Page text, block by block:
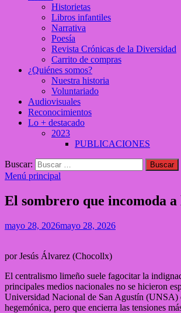
Historietas
Libros infantiles
Narrativa
Poesía
Revista Crónicas de la Diversidad
Carrito de compras
¿Quiénes somos?
Nuestra historia
Voluntariado
Audiovisuales
Reconocimientos
Lo + destacado
2023
PUBLICACIONES
Buscar:
Menú principal
El sombrero que incomoda
mayo 28, 2026mayo 28, 2026
por Jesús Álvarez (Chocollx)
El centralismo limeño suele fagocitar la
principales medios nacionales no se hicieron
Universidad Nacional de San Agustín (UNSA)
hegemónica, pero que encierra las tensiones